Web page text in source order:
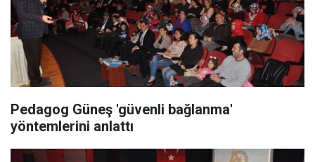
Pedagog Güneş 'güvenli bağlanma'
yöntemlerini anlattı